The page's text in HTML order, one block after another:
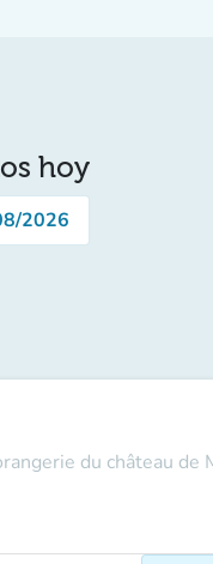
hoy
2026
du château